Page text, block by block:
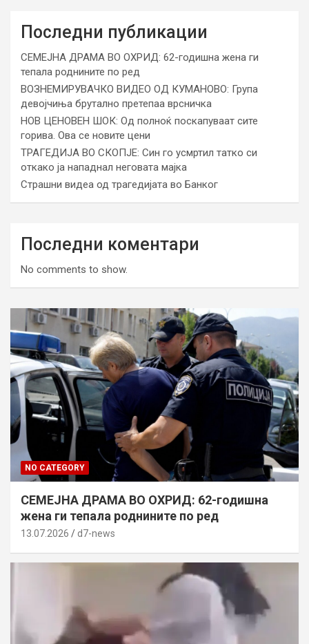
Последни публикации
СЕМЕЈНА ДРАМА ВО ОХРИД: 62-годишна жена ги
тепала роднините по ред
ВОЗНЕМИРУВАЧКО ВИДЕО ОД КУМАНОВО: Група
девојчиња брутално претепаа врсничка
НОВ ЦЕНОВЕН ШОК: Од полноќ поскапуваат сите
горива. Ова се новите цени
ТРАГЕДИЈА ВО СКОПЈЕ: Син го усмртил татко си
откако ја нападнал неговата мајка
Страшни видеа од трагедијата во Банког
Последни коментари
No comments to show.
NO CATEGORY
СЕМЕЈНА ДРАМА ВО ОХРИД: 62-годишна
жена ги тепала роднините по ред
13.07.2026 d7-news